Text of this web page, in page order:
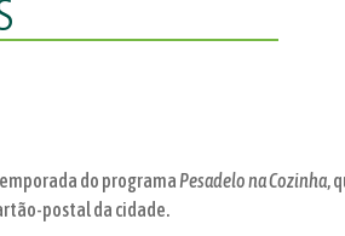
do programa Pesadelo na Cozinha ,
postal da cidade.